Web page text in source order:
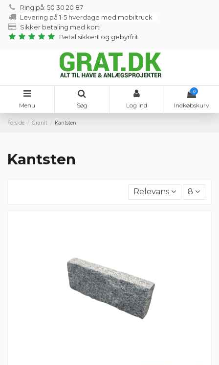
Ring på: 50 30 20 87
Levering på 1-5 hverdage med mobiltruck
Sikker betaling med kort
Betal sikkert og gebyrfrit
Menu Søg Log ind
0
Indkøbskurv
Forside Granit Kantsten
Kantsten
Relevans 8